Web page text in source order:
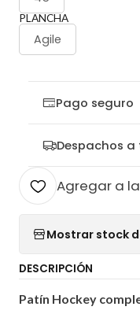
PLANCHA
Agile
Pago seguro
Despachos
Agregar a
Mostrar stock
DESCRIPCIÓN
Patín Hockey